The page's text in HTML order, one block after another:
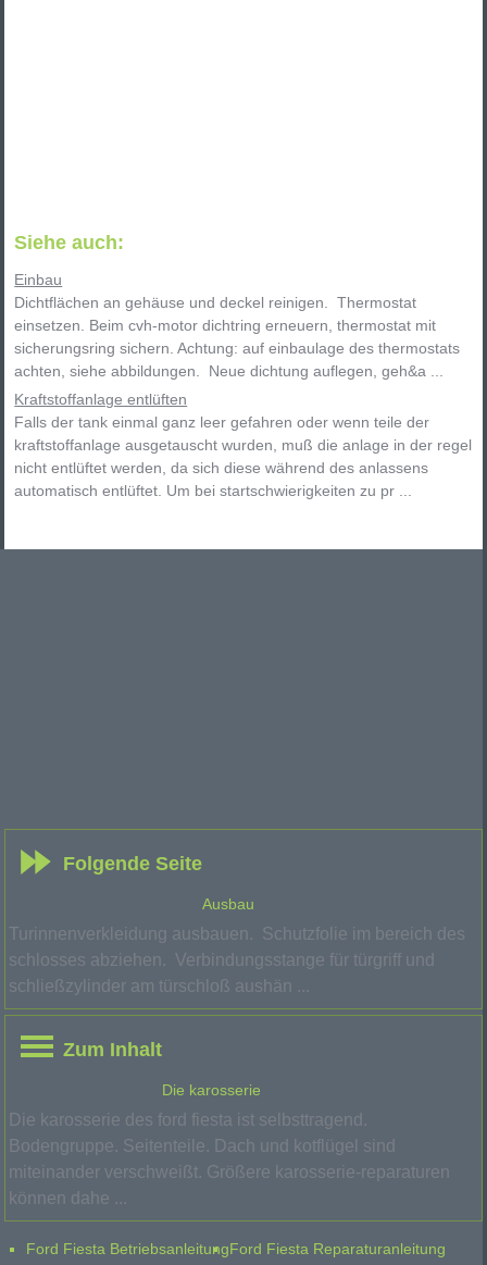
Siehe auch:
Einbau
Dichtflächen an gehäuse und deckel reinigen. Thermostat
einsetzen. Beim cvh-motor dichtring erneuern, thermostat mit
sicherungsring sichern. Achtung: auf einbaulage des thermostats
achten, siehe abbildungen. Neue dichtung auflegen, geh&a ...
Kraftstoffanlage entlüften
Falls der tank einmal ganz leer gefahren oder wenn teile der
kraftstoffanlage ausgetauscht wurden, muß die anlage in der regel
nicht entlüftet werden, da sich diese während des anlassens
automatisch entlüftet. Um bei startschwierigkeiten zu pr ...
Folgende Seite
Ausbau
Turinnenverkleidung ausbauen. Schutzfolie im bereich des
schlosses abziehen. Verbindungsstange für türgriff und
schließzylinder am türschloß aushän ...
Zum Inhalt
Die karosserie
Die karosserie des ford fiesta ist selbsttragend.
Bodengruppe. Seitenteile. Dach und kotflügel sind
miteinander verschweißt. Größere karosserie-reparaturen
können dahe ...
Ford Fiesta BetriebsanleitungFord Fiesta Reparaturanleitung